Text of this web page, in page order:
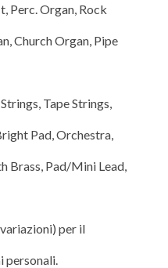
Perc. Organ, Rock
Church Organ, Pipe
Tape Strings,
Pad, Orchestra,
Brass, Pad/Mini Lead,
per il
personali.